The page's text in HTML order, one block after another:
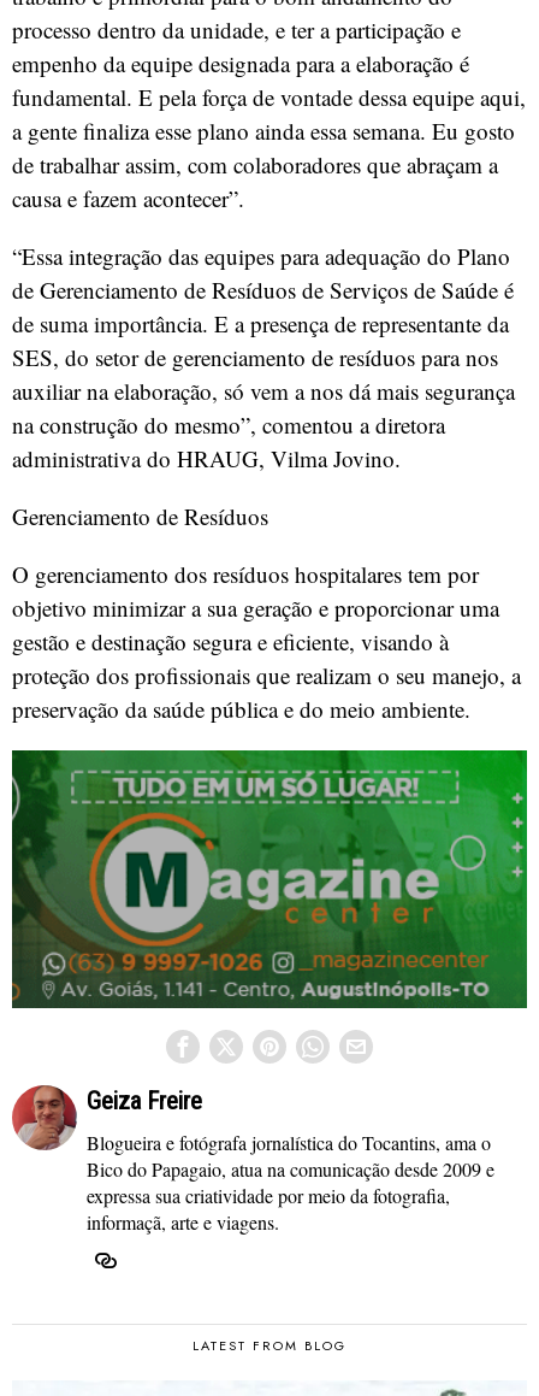
processo dentro da unidade, e ter a participação e
empenho da equipe designada para a elaboração é
fundamental. E pela força de vontade dessa equipe aqui,
a gente finaliza esse plano ainda essa semana. Eu gosto
de trabalhar assim, com colaboradores que abraçam a
causa e fazem acontecer”.
“Essa integração das equipes para adequação do Plano
de Gerenciamento de Resíduos de Serviços de Saúde é
de suma importância. E a presença de representante da
SES, do setor de gerenciamento de resíduos para nos
auxiliar na elaboração, só vem a nos dá mais segurança
na construção do mesmo”, comentou a diretora
administrativa do HRAUG, Vilma Jovino.
Gerenciamento de Resíduos
O gerenciamento dos resíduos hospitalares tem por
objetivo minimizar a sua geração e proporcionar uma
gestão e destinação segura e eficiente, visando à
proteção dos profissionais que realizam o seu manejo, a
preservação da saúde pública e do meio ambiente.
Geiza Freire
Blogueira e fotógrafa jornalística do Tocantins, ama o
Bico do Papagaio, atua na comunicação desde 2009 e
expressa sua criatividade por meio da fotografia,
informaçã, arte e viagens.
LATEST FROM BLOG